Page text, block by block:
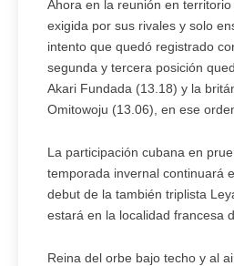
Ahora en la reunión en
exigida por sus rivales y solo
intento que quedó registrado
segunda y tercera posición
Akari Fundada (13.18) y la
Omitowoju (13.06), en ese
La participación cubana en
temporada invernal continuará
debut de la también triplista
estará en la localidad francesa
Reina del orbe bajo techo y al